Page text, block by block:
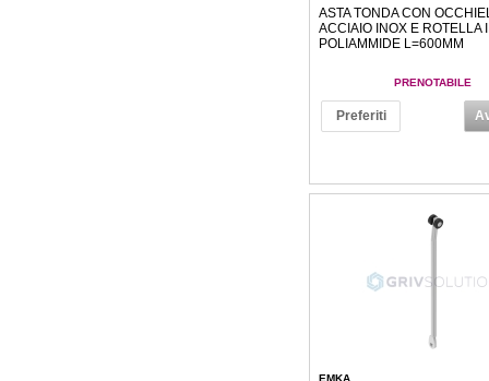
ASTA TONDA CON
ACCIAIO INOX E ROTELLA
POLIAMMIDE L=600MM
PRENOTABILE
Preferiti
EMKA